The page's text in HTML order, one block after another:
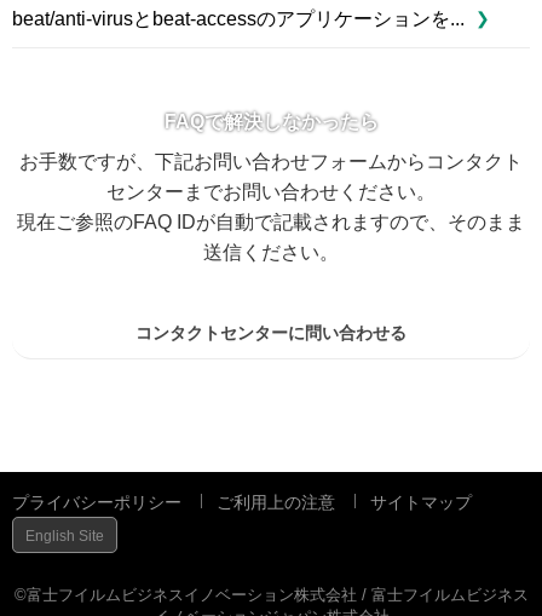
beat/anti-virusとbeat-accessのアプリケーションを...
FAQで解決しなかったら
お手数ですが、下記お問い合わせフォームからコンタクト
センターまでお問い合わせください。
現在ご参照のFAQ IDが自動で記載されますので、そのまま
送信ください。
コンタクトセンターに問い合わせる
プライバシーポリシー ご利用上の注意 サイトマップ
English Site
©富士フイルムビジネスイノベーション株式会社 / 富士フイルムビジネス